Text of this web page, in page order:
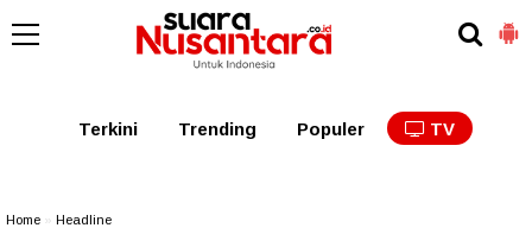
Kalbar Kalteng
Terkini Trending Populer TV
Home Headline